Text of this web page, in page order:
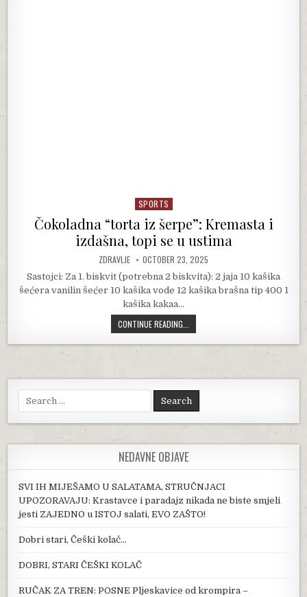
Posted in
SPORTS
Čokoladna “torta iz šerpe”: Kremasta i
izdašna, topi se u ustima
AUTHOR:
ZDRAVLJE PUBLISHED DATE:
OCTOBER 23, 2025
Sastojci: Za 1. biskvit (potrebna 2 biskvita): 2 jaja 10 kašika
šećera vanilin šećer 10 kašika vode 12 kašika brašna tip 400 1
kašika kakaa…
CONTINUE READING...
Search for:
NEDAVNE OBJAVE
SVI IH MIJEŠAMO U SALATAMA, STRUČNJACI
UPOZORAVAJU: Krastavce i paradajz nikada ne biste smjeli
jesti ZAJEDNO u ISTOJ salati, EVO ZAŠTO!
Dobri stari, Češki kolač…
DOBRI, STARI ČEŠKI KOLAČ
RUČAK ZA TREN: POSNE Pljeskavice od krompira –